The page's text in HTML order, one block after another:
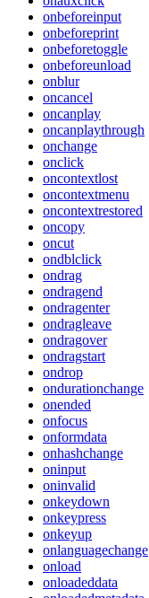
onbeforeinput
onbeforeprint
onbeforetoggle
onbeforeunload
onblur
oncancel
oncanplay
oncanplaythrough
onchange
onclick
oncontextlost
oncontextmenu
oncontextrestored
oncopy
oncut
ondblclick
ondrag
ondragend
ondragenter
ondragleave
ondragover
ondragstart
ondrop
ondurationchange
onended
onfocus
onformdata
onhashchange
oninput
oninvalid
onkeydown
onkeypress
onkeyup
onlanguagechange
onload
onloadeddata